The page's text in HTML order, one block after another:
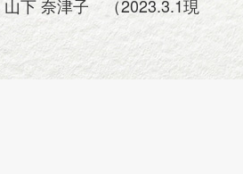
山下 奈津子 （2023.3.1現